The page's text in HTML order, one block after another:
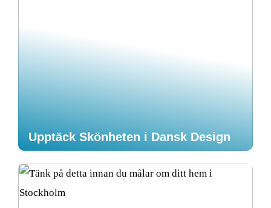
Upptäck Skönheten i Dansk Design